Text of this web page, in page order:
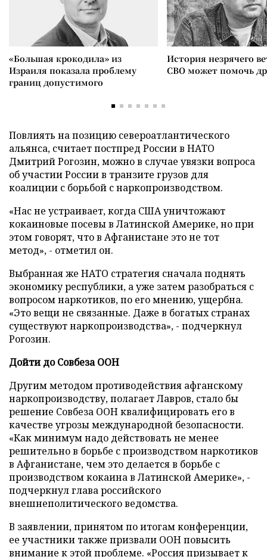
«Большая крокодила» из
Израиля показала проблему
границ допустимого
История незрячего
СВО может помочь
Повлиять на позицию североатлантического
альянса, считает постпред России в НАТО
Дмитрий Рогозин, можно в случае увязки вопроса
об участии России в транзите грузов для
коалиции с борьбой с наркопроизводством.
«Нас не устраивает, когда США уничтожают
кокаиновые посевы в Латинской Америке, но при
этом говорят, что в Афганистане это не тот
метод», - отметил он.
Выбранная же НАТО стратегия сначала поднять
экономику республики, а уже затем разобраться с
вопросом наркотиков, по его мнению, ущербна.
«Это вещи не связанные. Даже в богатых странах
существуют наркопроизводства», - подчеркнул
Рогозин.
Дойти до Совбеза ООН
Другим методом противодействия афганскому
наркопроизводству, полагает Лавров, стало бы
решение Совбеза ООН квалифицировать его в
качестве угрозы международной безопасности.
«Как минимум надо действовать не менее
решительно в борьбе с производством наркотиков
в Афганистане, чем это делается в борьбе с
производством кокаина в Латинской Америке», -
подчеркнул глава российского
внешнеполитического ведомства.
В заявлении, принятом по итогам конференции,
ее участники также призвали ООН повысить
внимание к этой проблеме. «Россия призывает к